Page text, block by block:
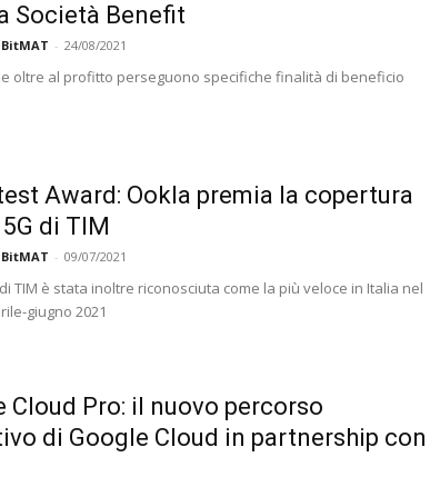
Società Benefit
- 24/08/2021
oltre al profitto perseguono specifiche finalità di beneficio
Award: Ookla premia la copertura
di TIM
- 09/07/2021
TIM è stata inoltre riconosciuta come la più veloce in Italia nel
giugno 2021
Cloud Pro: il nuovo percorso
di Google Cloud in partnership con